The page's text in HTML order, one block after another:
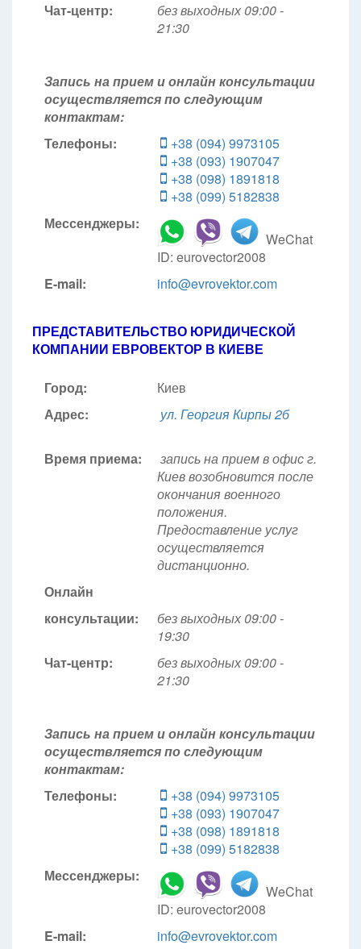
Чат-центр:
без выходных 09:00 -
21:30
Запись на прием и онлайн консультации
осуществляется по следующим
контактам:
Телефоны:
+38 (094) 9973105
+38 (093) 1907047
+38 (098) 1891818
+38 (099) 5182838
Мессенджеры:
WeChat
ID: eurovector2008
E-mail:
info@evrovektor.com
ПРЕДСТАВИТЕЛЬСТВО ЮРИДИЧЕСКОЙ
КОМПАНИИ ЕВРОВЕКТОР В КИЕВЕ
Город:
Киев
Адрес:
ул. Георгия Кирпы 2б
Время приема:
запись на прием в офис г.
Киев возобновится после
окончания военного
положения.
Предоставление услуг
осуществляется
дистанционно.
Онлайн
консультации:
без выходных 09:00 -
19:30
Чат-центр:
без выходных 09:00 -
21:30
Запись на прием и онлайн консультации
осуществляется по следующим
контактам:
Телефоны:
+38 (094) 9973105
+38 (093) 1907047
+38 (098) 1891818
+38 (099) 5182838
Мессенджеры:
WeChat
ID: eurovector2008
E-mail:
info@evrovektor.com